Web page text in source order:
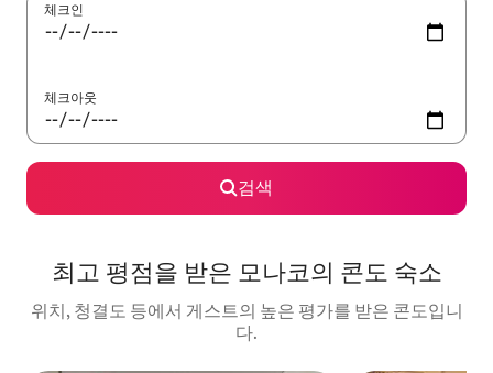
체크인
체크아웃
검색
최고 평점을 받은 모나코의 콘도 숙소
위치, 청결도 등에서 게스트의 높은 평가를 받은 콘도입니
다.